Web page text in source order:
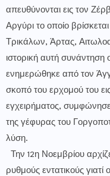
απευθύνονται εις τον
Αργύρι το οποίο
Τρικάλων, Άρτας,
ιστορική αυτή
ενημερώθηκε από τον
σκοπό του ερχομού του
εγχειρήματος,
της γέφυρας του
λύση.
Την 12η Νοεμβρίου
ρυθμούς εντατικούς